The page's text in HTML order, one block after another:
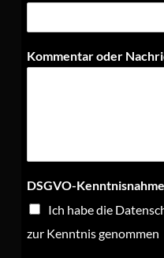
Kommentar oder
DSGVO-
Ich habe die
zur Kenntnis genommen